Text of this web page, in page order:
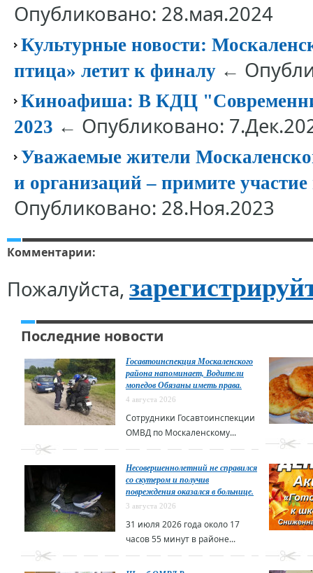
Опубликовано: 28.мая.2024
Культурные новости:
птица» летит к финалу ←
Киноафиша: В КДЦ
2023 ← Опубликовано:
Уважаемые жители
и организаций – примите
Опубликовано: 28.Ноя.2023
Комментарии:
Пожалуйста,
Последние новости
Госавтоинспекция Москаленского
района напоминает, Водители
мопедов Обязаны иметь права.
4 августа 2026
Сотрудники Госавтоинспекции
ОМВД по Москаленскому...
Несовершеннолетний не справился
со скутером и получив
повреждения оказался в больнице.
3 августа 2026
31 июля 2026 года около 17
часов 55 минут в районе...